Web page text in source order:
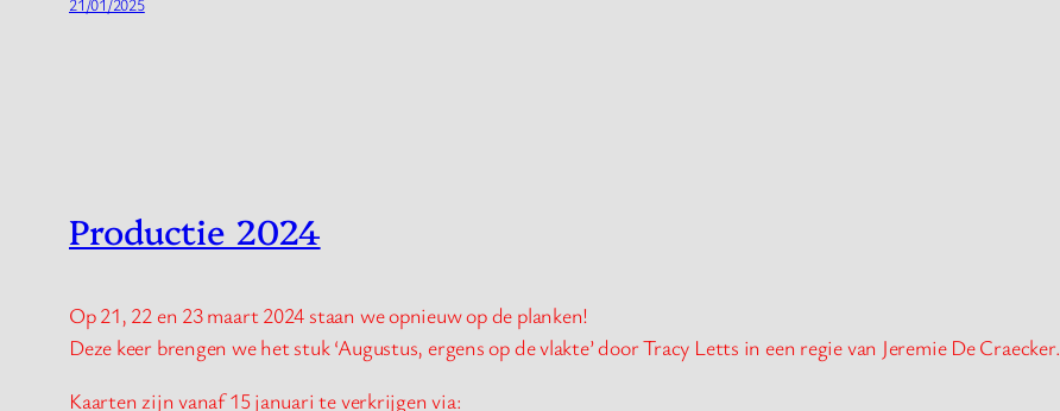
21/01/2025
Productie 2024
Op 21, 22 en 23 maart 2024 staan we opnieuw op de planken!
Deze keer brengen we het stuk ‘Augustus, ergens op de vlakte’ door Tracy Letts in een regie van Jeremie De Craecker.
Kaarten zijn vanaf 15 januari te verkrijgen via: